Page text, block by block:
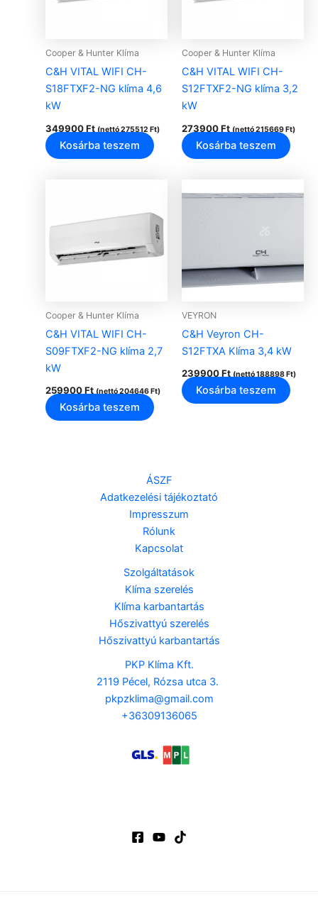
Cooper & Hunter Klíma
C&H VITAL WIFI CH-
S18FTXF2-NG klíma 4,6
kW
349900Ft (nettó275512 Ft)
Kosárba teszem
Cooper & Hunter Klíma
C&H VITAL WIFI CH-
S12FTXF2-NG klíma 3,2
kW
273900Ft (nettó215669Ft)
Kosárba teszem
Cooper & Hunter Klíma
C&H VITAL WIFI CH-
S09FTXF2-NG klíma 2,7
kW
259900Ft (nettó204646Ft)
Kosárba teszem
VEYRON
C&H Veyron CH-
S12FTXA Klíma 3,4 kW
239900Ft (nettó188898Ft)
Kosárba teszem
ÁSZF
Adatkezelési tájékoztató
Impresszum
Rólunk
Kapcsolat
Szolgáltatások
Klíma szerelés
Klíma karbantartás
Hőszivattyú szerelés
Hőszivattyú karbantartás
PKP Klíma Kft.
2119 Pécel, Rózsa utca 3.
pkpzklima@gmail.com
+36309136065